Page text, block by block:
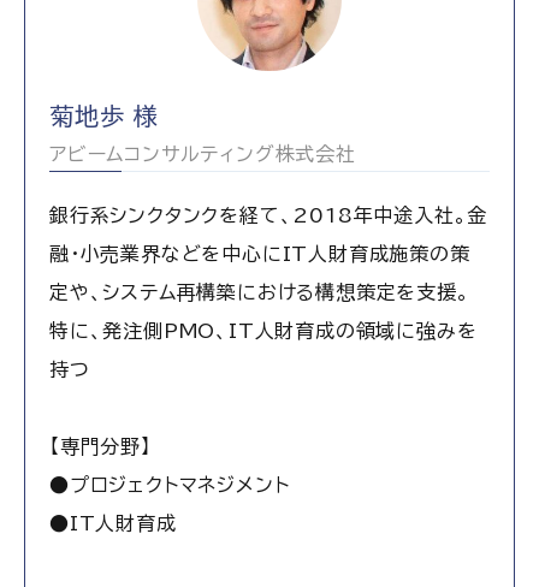
菊地歩 様
アビームコンサルティング株式会社
銀行系シンクタンクを経て、2018年中途入社。金
融・小売業界などを中心にIT人財育成施策の策
定や、システム再構築における構想策定を支援。
特に、発注側PMO、IT人財育成の領域に強みを
持つ
【専門分野】
●プロジェクトマネジメント
●IT人財育成